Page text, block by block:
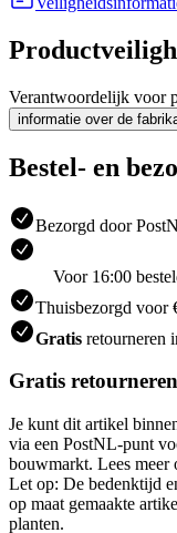
Verantwoordelijk voor
informatie over de
Bestel- en
Bezorgd door
Voor 16:00
Thuisbezorgd voor
Gratis retourneren
Gratis
Je kunt dit artikel
via een PostNL-punt
bouwmarkt. Lees meer
Let op: De bedenktijd
op maat gemaakte
planten.